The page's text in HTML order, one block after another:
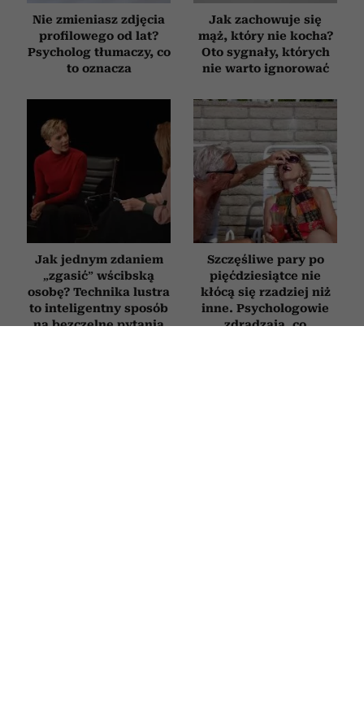
Nie zmieniasz zdjęcia
profilowego od lat?
Psycholog tłumaczy, co
to oznacza
Jak zachowuje się
mąż, który nie kocha?
Oto sygnały, których
nie warto ignorować
Jak jednym zdaniem
„zgasić” wścibską
osobę? Technika lustra
to inteligentny sposób
na bezczelne pytania
Szczęśliwe pary po
pięćdziesiątce nie
kłócą się rzadziej niż
inne. Psychologowie
zdradzają, co